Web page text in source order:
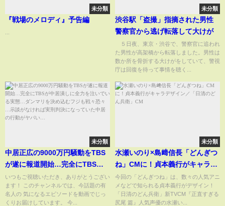
未分類
『戦場のメロディ』予告編
未分類
渋谷駅「盗撮」指摘された男性
警察官から逃げ転落して大けが
５日夜、東京・渋谷で、警察官に追われ
た男性が高架橋から転落しました。男性は
数か所を骨折する大けがをしていて、警視
庁は回復を待って事情を聴く...
未分類
中居正広の9000万円騒動をTBS
が遂に報道開始…完全にTBSが
中居潰しに全力を注いでいる実
態…ダンマリを決め込むフジも
戦々恐々…示談がなければ実刑
いつもご視聴いただき、ありがとうござい
ます！ このチャンネルでは、今話題の有
名人の 気になるエピソードを動画でじっ
くりお届けしています。 今...
未分類
水瀬いのり×島﨑信長「どんぎつ
ね」CMに！貞本義行がキャラデ
ザイン／「日清のどん兵衛」CM
今回の「どんぎつね」は、数々の人気アニ
メなどで知られる貞本義行がデザイン！
「日清のどん兵衛」新TVCM『正直すぎる
尻尾 篇』人気声優の水瀬い...